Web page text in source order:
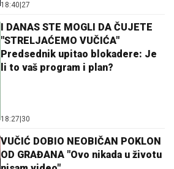
18:40 27
I DANAS STE MOGLI DA ČUJETE
"STRELJAĆEMO VUČIĆA"
Predsednik upitao blokadere: Je
li to vaš program i plan?
18:27 30
VUČIĆ DOBIO NEOBIČAN POKLON
OD GRAĐANA "Ovo nikada u životu